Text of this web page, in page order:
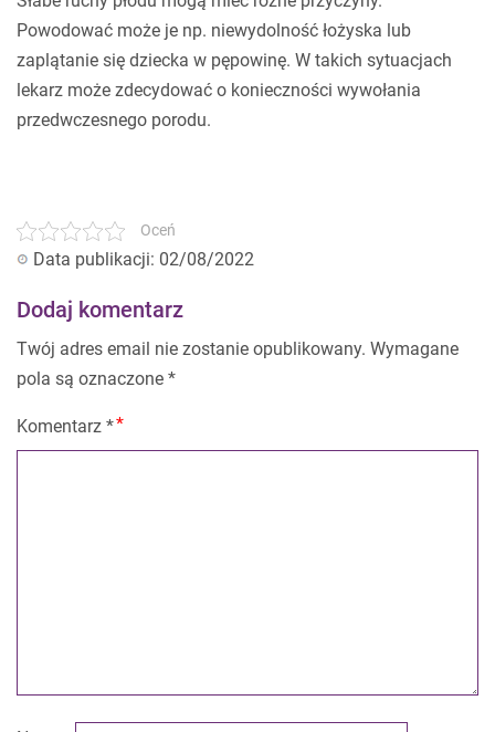
Powodować może je np. niewydolność łożyska lub
zaplątanie się dziecka w pępowinę. W takich sytuacjach
lekarz może zdecydować o konieczności wywołania
przedwczesnego porodu.
Oceń
Data publikacji: 02/08/2022
Dodaj komentarz
Twój adres email nie zostanie opublikowany. Wymagane
pola są oznaczone *
Komentarz *